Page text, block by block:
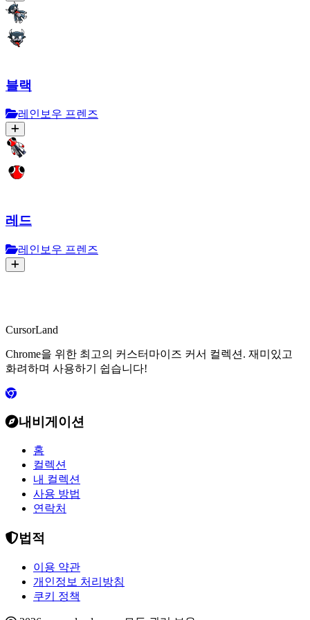
블랙
레인보우 프렌즈
레드
레인보우 프렌즈
CursorLand
Chrome을 위한 최고의 커스터마이즈 커서 컬렉션. 재미있고
화려하며 사용하기 쉽습니다!
내비게이션
홈
컬렉션
내 컬렉션
사용 방법
연락처
법적
이용 약관
개인정보 처리방침
쿠키 정책